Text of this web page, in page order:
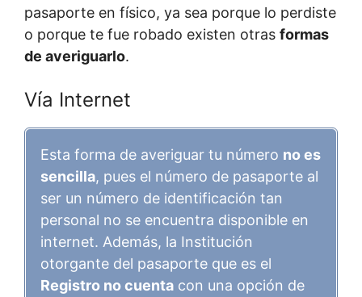
pasaporte en físico, ya sea porque lo perdiste
o porque te fue robado existen otras formas
de averiguarlo.
Vía Internet
Esta forma de averiguar tu número no es
sencilla, pues el número de pasaporte al
ser un número de identificación tan
personal no se encuentra disponible en
internet. Además, la Institución
otorgante del pasaporte que es el
Registro no cuenta con una opción de